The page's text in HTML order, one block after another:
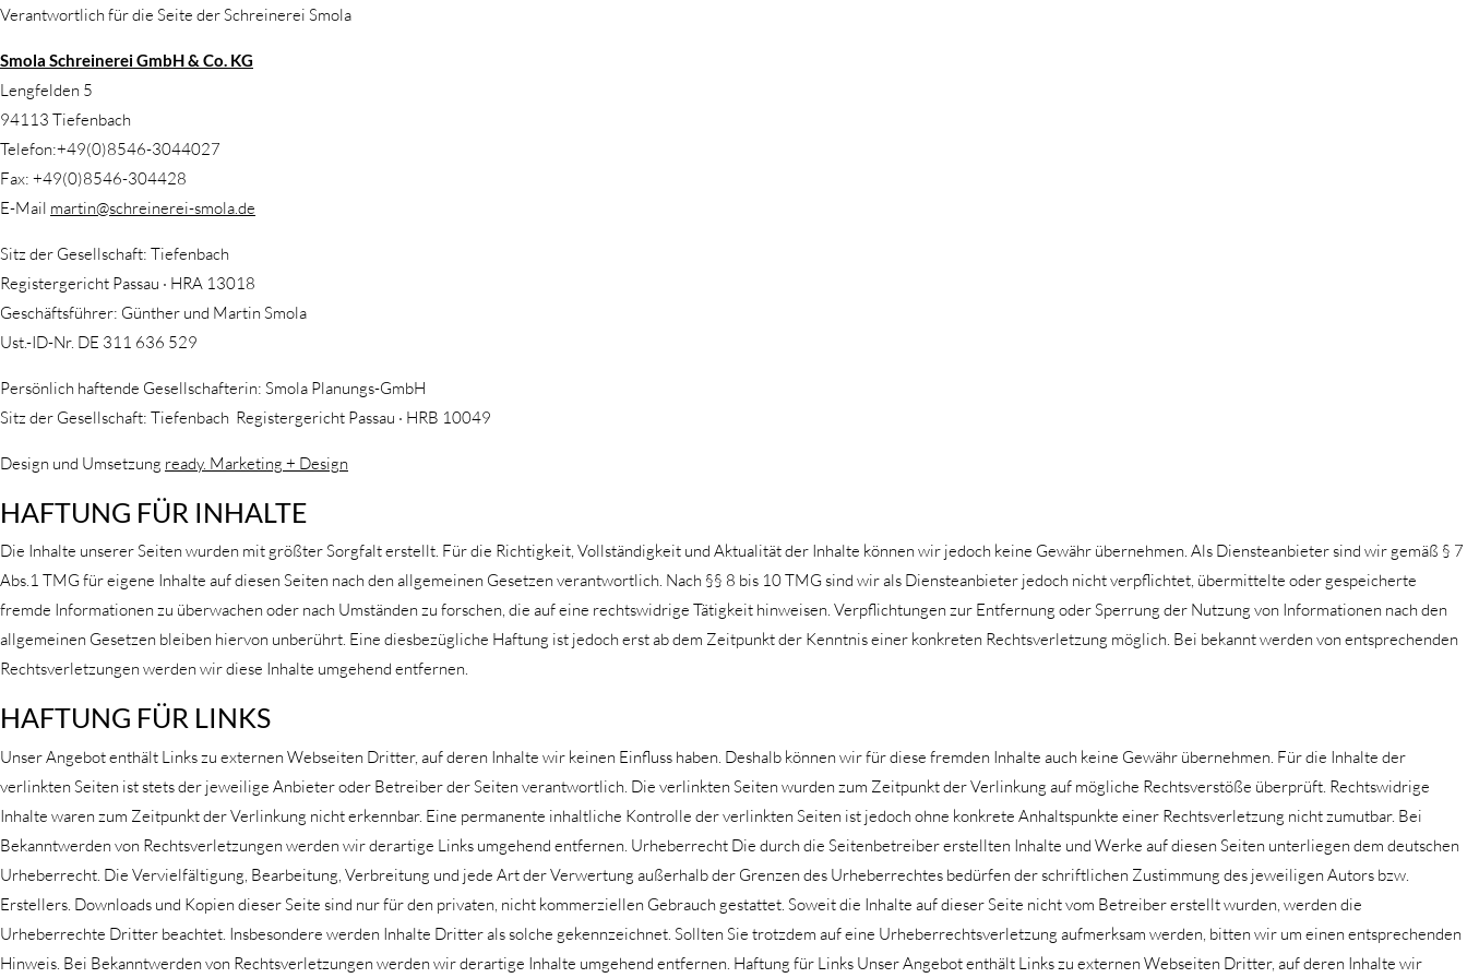
Verantwortlich für die Seite der Schreinerei Smola
Smola Schreinerei GmbH & Co. KG
Lengfelden 5
94113 Tiefenbach
Telefon:+49(0)8546-3044027
Fax: +49(0)8546-304428
E-Mail martin@schreinerei-smola.de
Sitz der Gesellschaft: Tiefenbach
Registergericht Passau · HRA 13018
Geschäftsführer: Günther und Martin Smola
Ust.-ID-Nr. DE 311 636 529
Persönlich haftende Gesellschafterin: Smola Planungs-GmbH
Sitz der Gesellschaft: Tiefenbach Registergericht Passau · HRB 10049
Design und Umsetzung ready. Marketing + Design
HAFTUNG FÜR INHALTE
Die Inhalte unserer Seiten wurden mit größter Sorgfalt erstellt. Für die Richtigkeit, Vollständigkeit und Aktualität der Inhalte können wir jedoch keine Gewähr übernehmen. Als Diensteanbieter sind wir gemäß § 7
Abs.1 TMG für eigene Inhalte auf diesen Seiten nach den allgemeinen Gesetzen verantwortlich. Nach §§ 8 bis 10 TMG sind wir als Diensteanbieter jedoch nicht verpflichtet, übermittelte oder gespeicherte
fremde Informationen zu überwachen oder nach Umständen zu forschen, die auf eine rechtswidrige Tätigkeit hinweisen. Verpflichtungen zur Entfernung oder Sperrung der Nutzung von Informationen nach den
allgemeinen Gesetzen bleiben hiervon unberührt. Eine diesbezügliche Haftung ist jedoch erst ab dem Zeitpunkt der Kenntnis einer konkreten Rechtsverletzung möglich. Bei bekannt werden von entsprechenden
Rechtsverletzungen werden wir diese Inhalte umgehend entfernen.
HAFTUNG FÜR LINKS
Unser Angebot enthält Links zu externen Webseiten Dritter, auf deren Inhalte wir keinen Einfluss haben. Deshalb können wir für diese fremden Inhalte auch keine Gewähr übernehmen. Für die Inhalte der
verlinkten Seiten ist stets der jeweilige Anbieter oder Betreiber der Seiten verantwortlich. Die verlinkten Seiten wurden zum Zeitpunkt der Verlinkung auf mögliche Rechtsverstöße überprüft. Rechtswidrige
Inhalte waren zum Zeitpunkt der Verlinkung nicht erkennbar. Eine permanente inhaltliche Kontrolle der verlinkten Seiten ist jedoch ohne konkrete Anhaltspunkte einer Rechtsverletzung nicht zumutbar. Bei
Bekanntwerden von Rechtsverletzungen werden wir derartige Links umgehend entfernen. Urheberrecht Die durch die Seitenbetreiber erstellten Inhalte und Werke auf diesen Seiten unterliegen dem deutschen
Urheberrecht. Die Vervielfältigung, Bearbeitung, Verbreitung und jede Art der Verwertung außerhalb der Grenzen des Urheberrechtes bedürfen der schriftlichen Zustimmung des jeweiligen Autors bzw.
Erstellers. Downloads und Kopien dieser Seite sind nur für den privaten, nicht kommerziellen Gebrauch gestattet. Soweit die Inhalte auf dieser Seite nicht vom Betreiber erstellt wurden, werden die
Urheberrechte Dritter beachtet. Insbesondere werden Inhalte Dritter als solche gekennzeichnet. Sollten Sie trotzdem auf eine Urheberrechtsverletzung aufmerksam werden, bitten wir um einen entsprechenden
Hinweis. Bei Bekanntwerden von Rechtsverletzungen werden wir derartige Inhalte umgehend entfernen. Haftung für Links Unser Angebot enthält Links zu externen Webseiten Dritter, auf deren Inhalte wir